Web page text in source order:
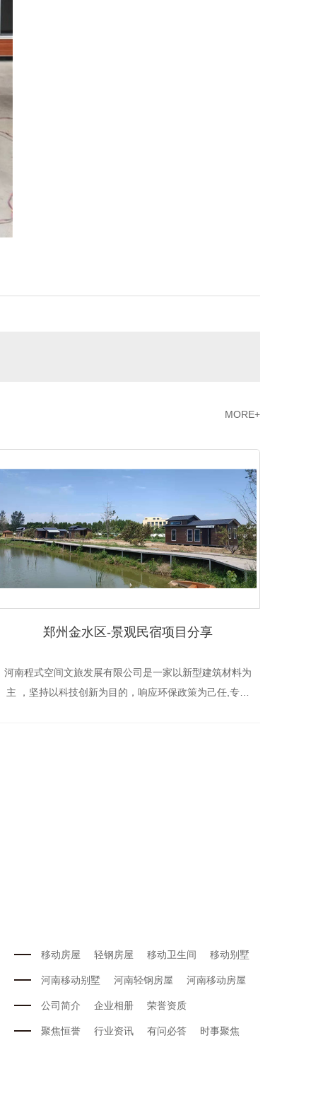
MORE+
郑州金水区-景观民宿项目分享
河南程式空间文旅发展有限公司是一家以新型建筑材料为
主 ，坚持以科技创新为目的，响应环保政策为己任,专注
移动房屋 轻钢房屋 移动卫生间 移动别墅
河南移动别墅 河南轻钢房屋 河南移动房屋
公司简介 企业相册 荣誉资质
聚焦恒誉 行业资讯 有问必答 时事聚焦